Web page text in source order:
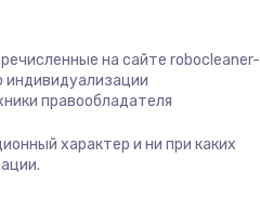
на сайте robocleaner-
индивидуализации
правообладателя
характер и ни при каких